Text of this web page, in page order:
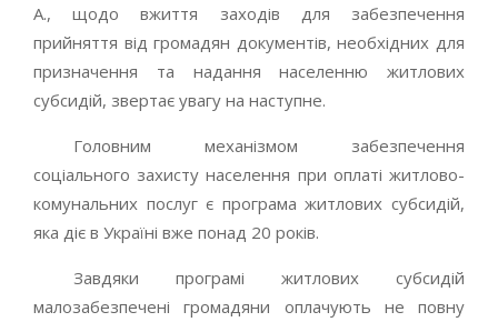
А., щодо вжиття заходів для забезпечення
прийняття від громадян документів, необхідних для
призначення та надання населенню житлових
субсидій, звертає увагу на наступне.
Головним механізмом забезпечення
соціального захисту населення при оплаті житлово-
комунальних послуг є програма житлових субсидій,
яка діє в Україні вже понад 20 років.
Завдяки програмі житлових субсидій
малозабезпечені громадяни оплачують не повну